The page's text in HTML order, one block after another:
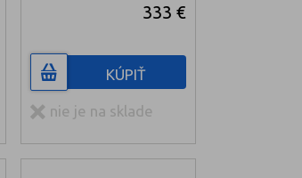
333 €
KÚPIŤ
nie je na sklade